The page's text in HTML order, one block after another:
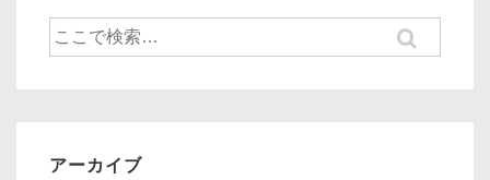
ゲ
ー
ン
検
索
アーカイブ